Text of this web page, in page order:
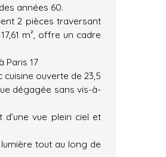
années 60.
2 pièces traversant
m², offre un cadre
Paris 17
ouverte de 23,5
dégagée sans vis-à-
vue plein ciel et
tout au long de